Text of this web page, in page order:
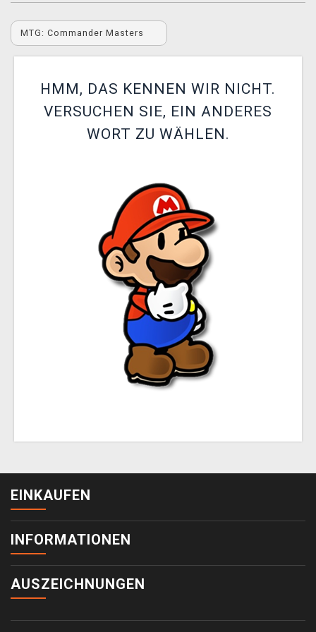
MTG: Commander Masters
HMM, DAS KENNEN WIR NICHT.
VERSUCHEN SIE, EIN ANDERES
WORT ZU WÄHLEN.
EINKAUFEN
INFORMATIONEN
AUSZEICHNUNGEN